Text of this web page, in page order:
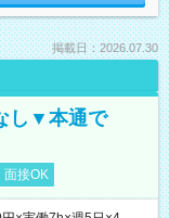
掲載日：2026.07.30
し▼本通で
面接OK